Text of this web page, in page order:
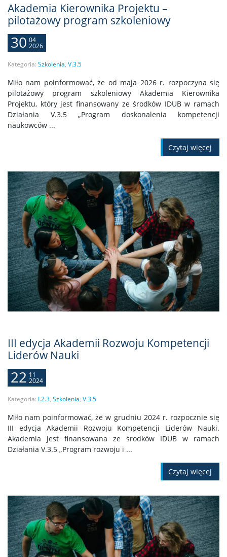
Akademia Kierownika Projektu –
pilotażowy program szkoleniowy
30 04
2026
Kategoria: Szkolenia, V.3.5
Miło nam poinformować, że od maja 2026 r. rozpoczyna się
pilotażowy program szkoleniowy Akademia Kierownika
Projektu, który jest finansowany ze środków IDUB w ramach
Działania V.3.5 „Program doskonalenia kompetencji
naukowców ...
Czytaj więcej
III edycja Akademii Rozwoju Kompetencji
Liderów Nauki
22 11
2024
Kategoria: I.2.3, Szkolenia, V.3.5
Miło nam poinformować, że w grudniu 2024 r. rozpocznie się
III edycja Akademii Rozwoju Kompetencji Liderów Nauki.
Akademia jest finansowana ze środków IDUB w ramach
Działania V.3.5 „Program rozwoju i ...
Czytaj więcej